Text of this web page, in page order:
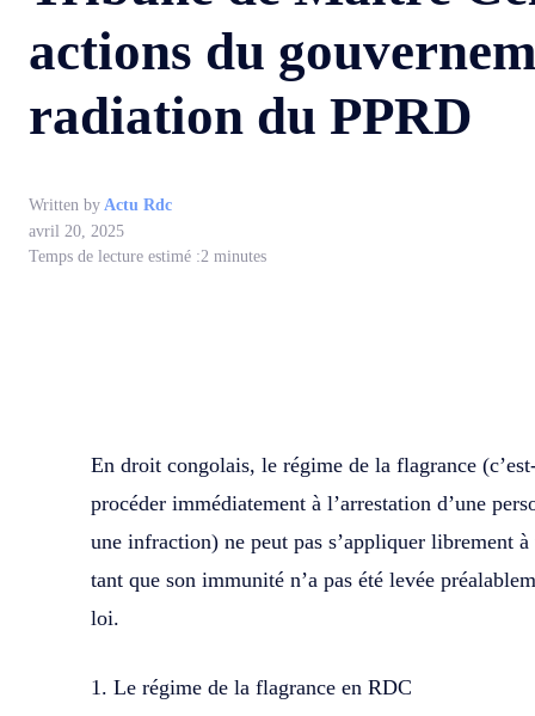
actions du
radiation du PPRD
Written by Actu Rdc
avril 20, 2025
Temps de lecture estimé :2 minutes
En droit congolais, le régime de la flagrance
procéder immédiatement à l’arrestation d’une
une infraction) ne peut pas s’appliquer librement
tant que son immunité n’a pas été levée
loi.
1. Le régime de la flagrance en RDC